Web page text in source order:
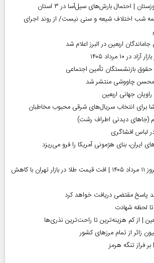
شب اختلاف شیعه و سنی نیست/ از روند اجرای
اربعین در البرز اعلام شد
۱۰ مرداد ۱۴۰۵
حقوق بازنشستگان تأمین اجتماعی
محسن چاووشی منتشر شد
جهانی اربعین
برای انتخاب سریال‌های شرقی محبوب مخاطبان
(جاهای دیدنی اطراف رشت)
لباس افشاگری
بنای هژمونی آمریکا را فرو می‌ریزد
قیمت طلا و سکه امروز ۱۱ مرداد ۱۴۰۵ | افت قیمت طلا در بازار تهران با کاهش
پاسخ مقتضی دریافت خواهد کرد
لحظه شهادت
| از کم هزینه‌ترین تا راحت‌ترین نذری‌ها